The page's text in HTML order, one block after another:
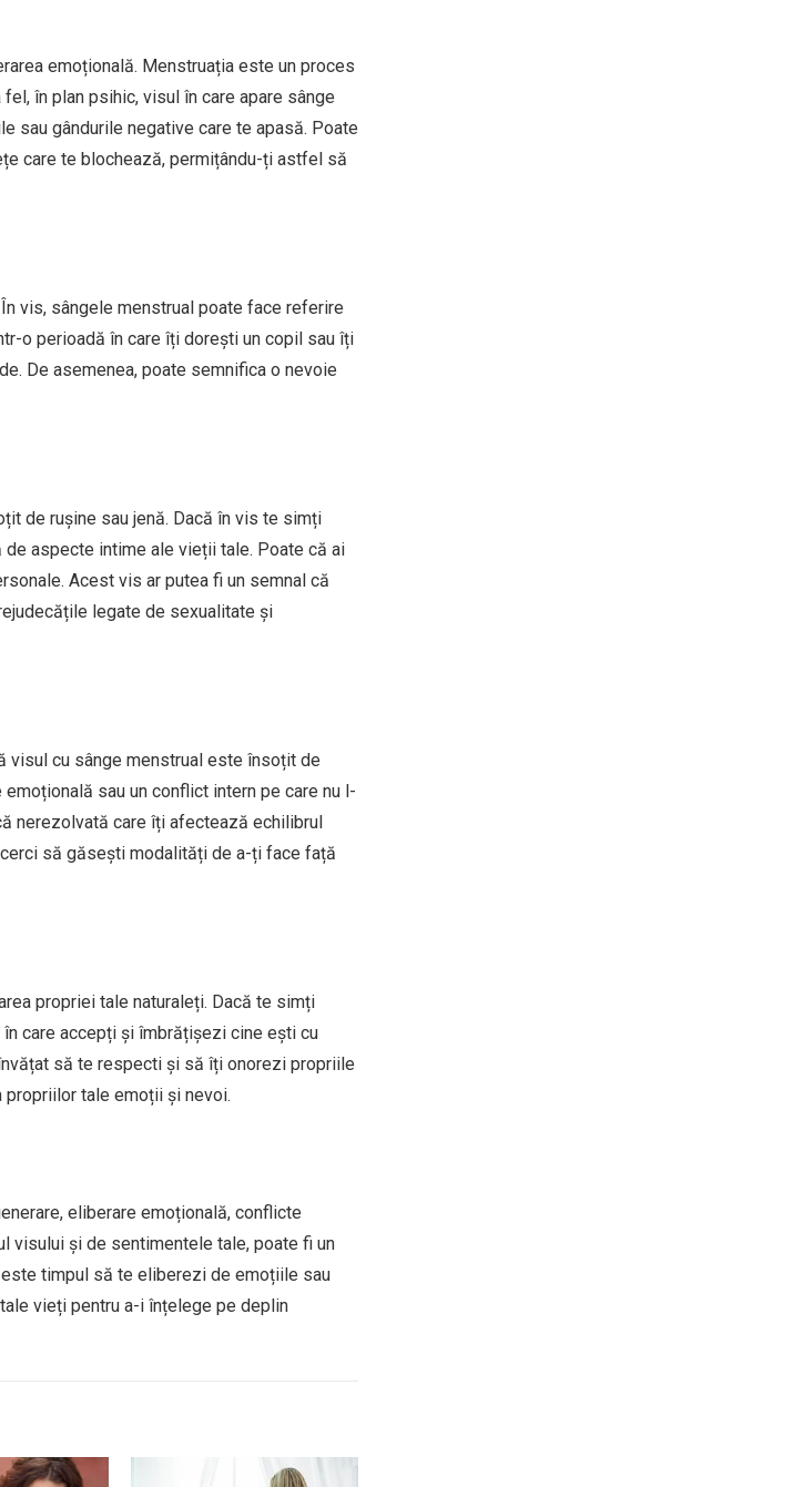
emoțională. Menstruația este un proces
în plan psihic, visul în care apare sânge
sau gândurile negative care te apasă. Poate
care te blochează, permițându-ți astfel să
vis, sângele menstrual poate face referire
o perioadă în care îți dorești un copil sau îți
De asemenea, poate semnifica o nevoie
de rușine sau jenă. Dacă în vis te simți
aspecte intime ale vieții tale. Poate că ai
Acest vis ar putea fi un semnal că
legate de sexualitate și
visul cu sânge menstrual este însoțit de
sau un conflict intern pe care nu l-
nerezolvată care îți afectează echilibrul
să găsești modalități de a-ți face față
propriei tale naturaleți. Dacă te simți
care accepți și îmbrățișezi cine ești cu
să te respecti și să îți onorezi propriile
tale emoții și nevoi.
eliberare emoțională, conflicte
visului și de sentimentele tale, poate fi un
timpul să te eliberezi de emoțiile sau
vieți pentru a-i înțelege pe deplin